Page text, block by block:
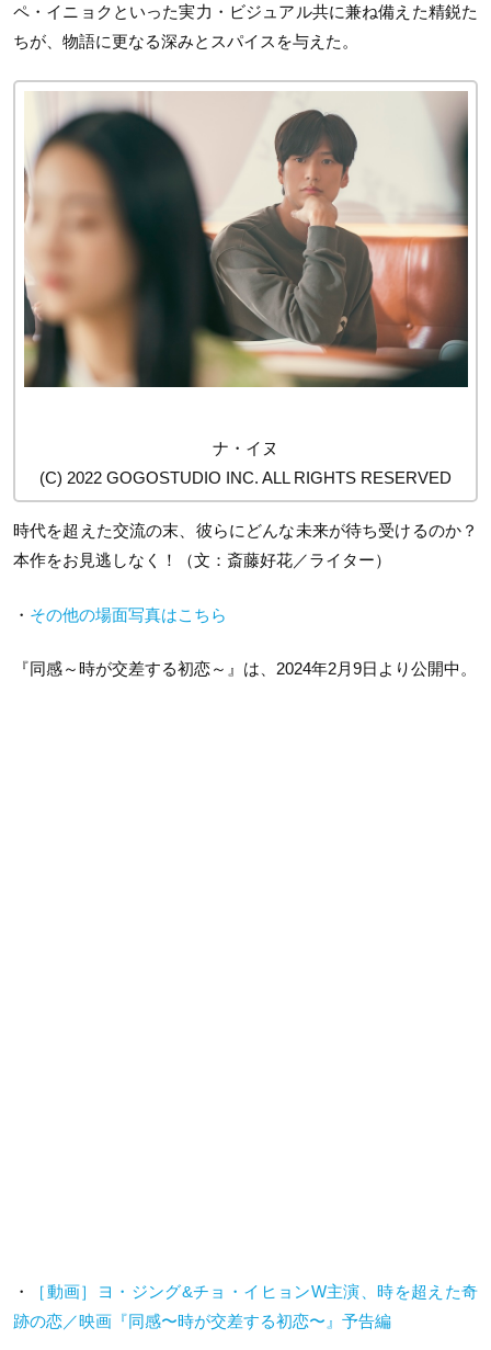
ペ・イニョクといった実力・ビジュアル共に兼ね備えた精鋭た
ちが、物語に更なる深みとスパイスを与えた。
ナ・イヌ
(C) 2022 GOGOSTUDIO INC. ALL RIGHTS RESERVED
時代を超えた交流の末、彼らにどんな未来が待ち受けるのか？
本作をお見逃しなく！（文：斎藤好花／ライター）
・ その他の場面写真はこちら
『同感～時が交差する初恋～』は、2024年2月9日より公開中。
・
［動画］ヨ・ジング&チョ・イヒョンW主演、時を超えた奇
跡の恋／映画『同感〜時が交差する初恋〜』予告編